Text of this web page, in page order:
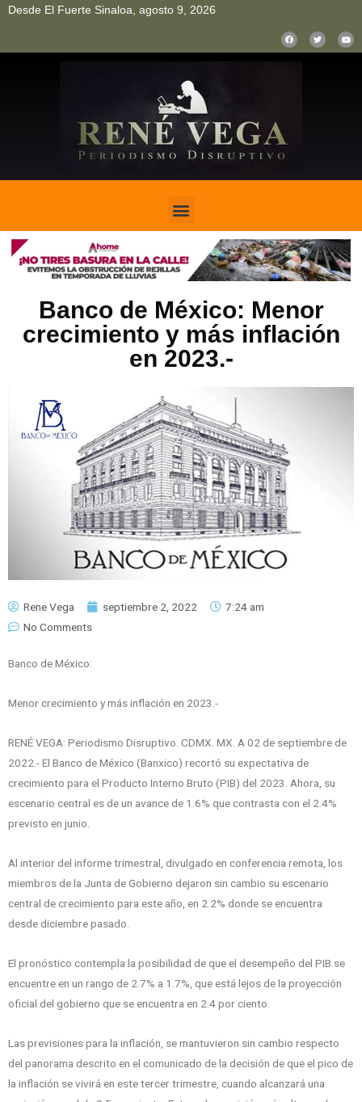
Desde El Fuerte Sinaloa, agosto 9, 2026
Banco de México: Menor
crecimiento y más inflación
en 2023.-
Rene Vega septiembre 2, 2022
7:24 am
No Comments
Banco de México:
Menor crecimiento y más inflación en 2023.-
RENÉ VEGA: Periodismo Disruptivo. CDMX. MX. A 02 de septiembre de
2022.- El Banco de México (Banxico) recortó su expectativa de
crecimiento para el Producto Interno Bruto (PIB) del 2023. Ahora, su
escenario central es de un avance de 1.6% que contrasta con el 2.4%
previsto en junio.
Al interior del informe trimestral, divulgado en conferencia remota, los
miembros de la Junta de Gobierno dejaron sin cambio su escenario
central de crecimiento para este año, en 2.2% donde se encuentra
desde diciembre pasado.
El pronóstico contempla la posibilidad de que el desempeño del PIB se
encuentre en un rango de 2.7% a 1.7%, que está lejos de la proyección
oficial del gobierno que se encuentra en 2.4 por ciento.
Las previsiones para la inflación, se mantuvieron sin cambio respecto
del panorama descrito en el comunicado de la decisión de que el pico de
la inflación se vivirá en este tercer trimestre, cuando alcanzará una